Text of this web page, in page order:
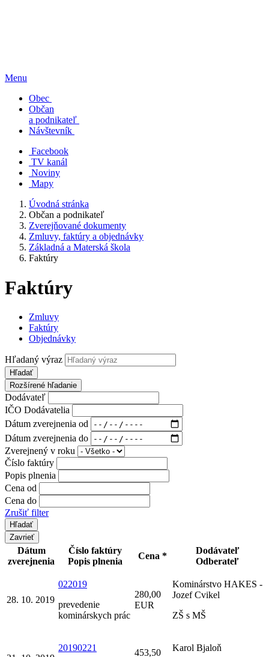
Menu
Obec
Občan
a podnikateľ
Návštevník
Facebook
TV kanál
Noviny
Mapy
Úvodná stránka
Občan a podnikateľ
Zverejňované dokumenty
Zmluvy, faktúry a objednávky
Základná a Materská škola
Faktúry
Faktúry
Zmluvy
Faktúry
Objednávky
Hľadaný výraz
Hľadať
Rozšírené hľadanie
Dodávateľ
IČO Dodávatelia
Dátum zverejnenia od
Dátum zverejnenia do
Zverejnený v roku
Číslo faktúry
Popis plnenia
Cena od
Cena do
Zrušiť filter
Zavrieť
Dátum
zverejnenia
Číslo faktúry
Popis plnenia
Cena *
Dodávateľ
Odberateľ
28. 10. 2019
022019
prevedenie
kominárskych prác
280,00
EUR
Kominárstvo HAKES -
Jozef Cvikel
ZŠ s MŠ
20190221 453,50 Karol Bjaloň